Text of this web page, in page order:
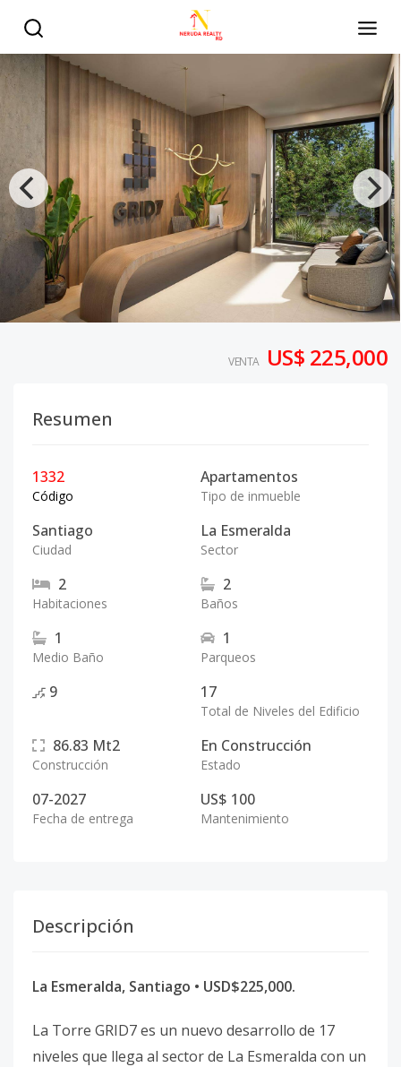
VENTA US$ 225,000
Resumen
1332
Código
Apartamentos
Tipo de inmueble
Santiago
Ciudad
La Esmeralda
Sector
2
Habitaciones
2
Baños
1
Medio Baño
1
Parqueos
9 17
Total de Niveles del Edificio
86.83 Mt2
Construcción
En Construcción
Estado
07-2027
Fecha de entrega
US$ 100
Mantenimiento
Descripción
La Esmeralda, Santiago • USD$225,000.
La Torre GRID7 es un nuevo desarrollo de 17
niveles que llega al sector de La Esmeralda con un